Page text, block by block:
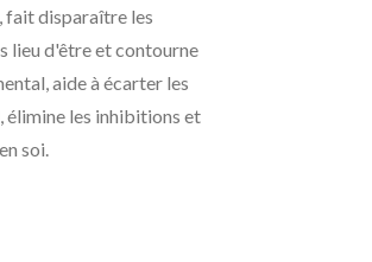
fait disparaître les
lieu d'être et contourne
aide à écarter les
élimine les inhibitions et
soi.